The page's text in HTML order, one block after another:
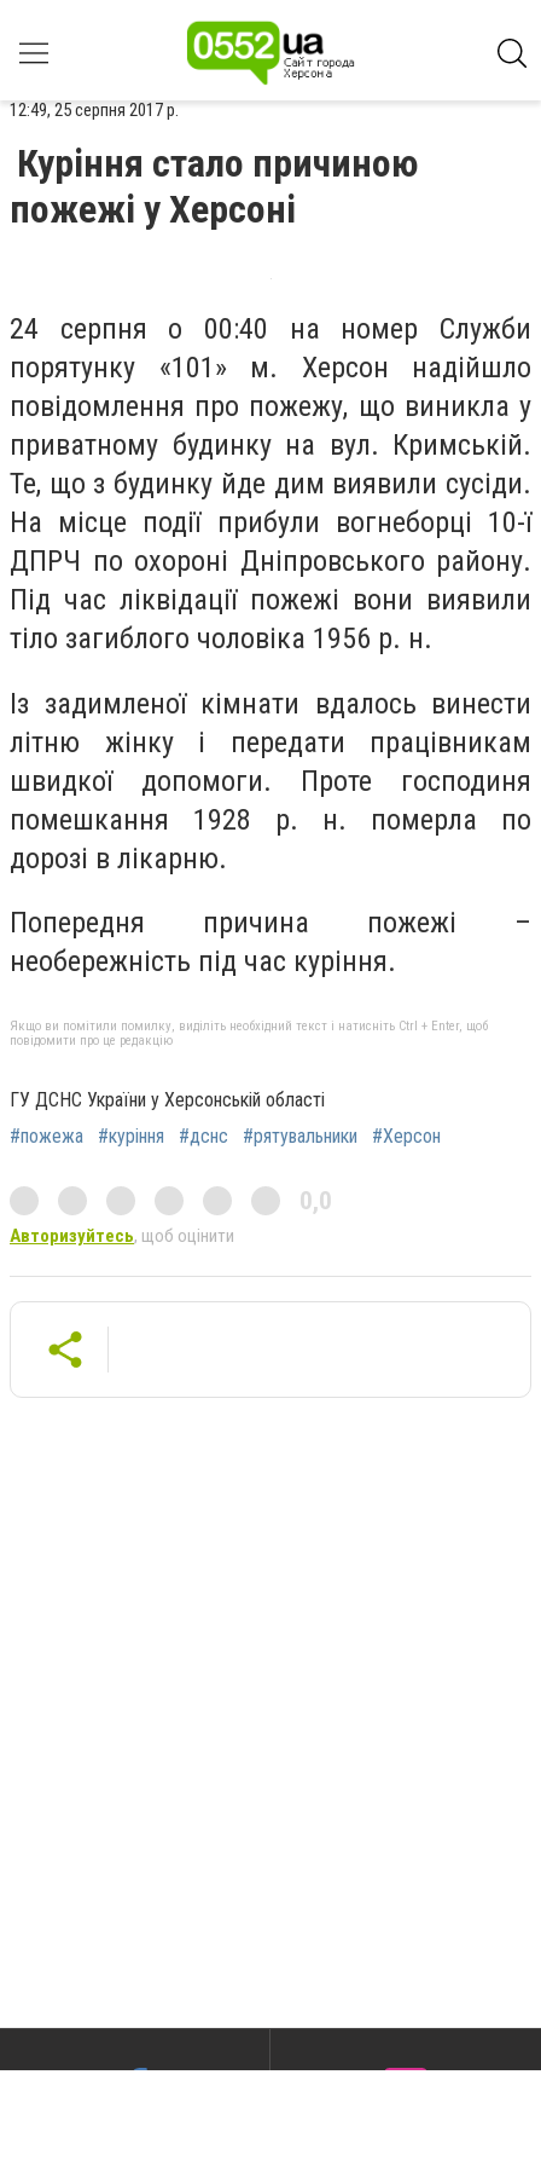
12:49, 25 серпня 2017 р.
Куріння стало причиною
пожежі у Херсоні
24 серпня о 00:40 на номер Служби
порятунку «101» м. Херсон надійшло
повідомлення про пожежу, що виникла у
приватному будинку на вул. Кримській.
Те, що з будинку йде дим виявили сусіди.
На місце події прибули вогнеборці 10-ї
ДПРЧ по охороні Дніпровського району.
Під час ліквідації пожежі вони виявили
тіло загиблого чоловіка 1956 р. н.
Із задимленої кімнати вдалось винести
літню жінку і передати працівникам
швидкої допомоги. Проте господиня
помешкання 1928 р. н. померла по
дорозі в лікарню.
Попередня причина пожежі –
необережність під час куріння.
Якщо ви помітили помилку, виділіть необхідний текст і натисніть Ctrl + Enter, щоб
повідомити про це редакцію
ГУ ДСНС України у Херсонській області
#пожежа
#куріння #дснс #рятувальники #Херсон
0,0
Авторизуйтесь, щоб оцінити